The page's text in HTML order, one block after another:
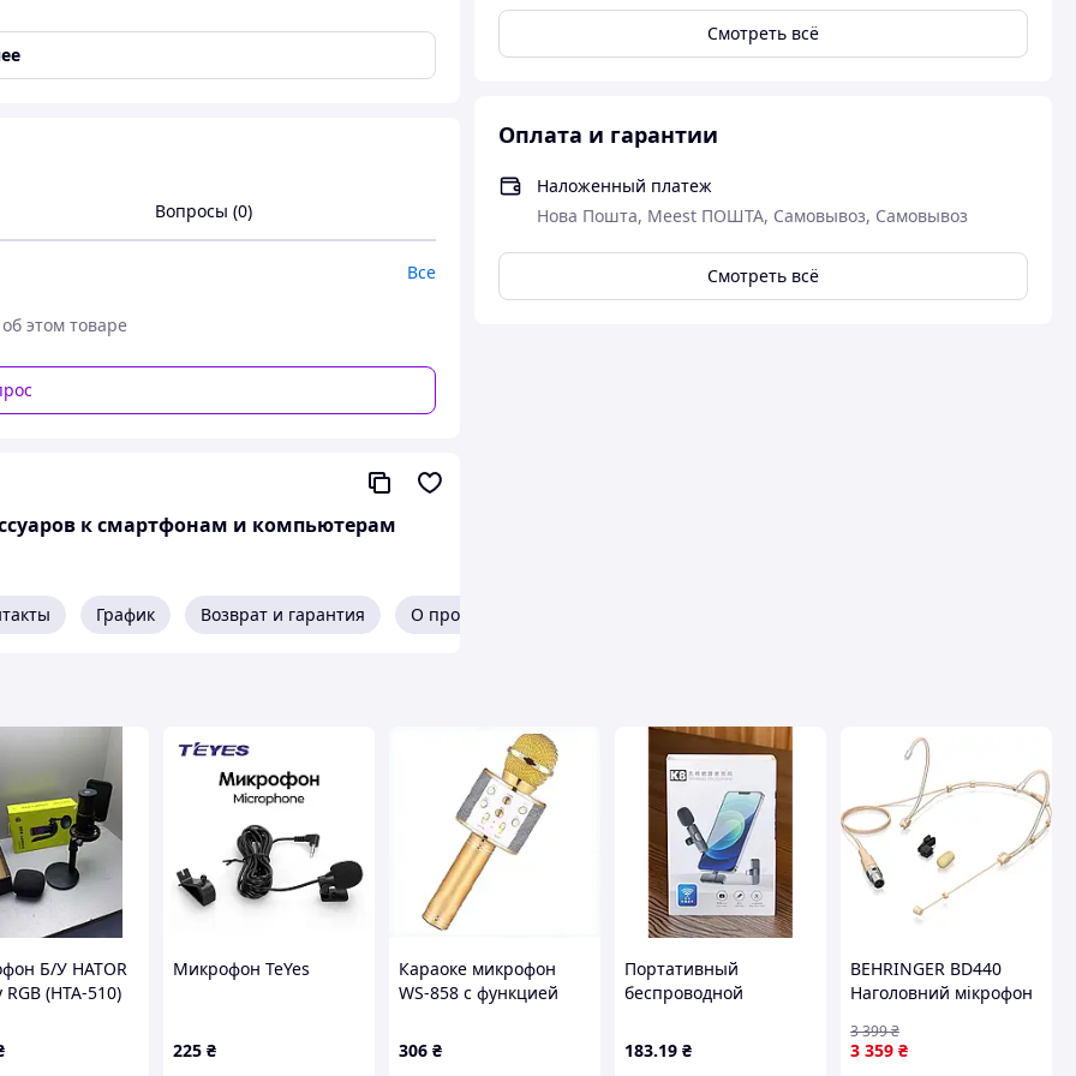
Смотреть всё
Оплата и гарантии
Наложенный платеж
Нова Пошта, Meest ПОШТА, Самовывоз, Самовывоз
Смотреть всё
для смартфона Type-C с
звучания с
кристально чистую запись, удобство
Вопросы (0)
Все
этом товаре
к смартфонам и компьютерам
График Возврат и гарантия О продавце
Б/У HATOR
(HTA-510)
Микрофон TeYes
225 ₴
Караоке микрофон
WS-858 с функцией
8581C46A6
306 ₴
Портативный
беспроводной
K8 с переходником для
блогеров
183.19 ₴
BEHRINGER BD440
Наголовний мікрофон
3 359 ₴
3 399₴